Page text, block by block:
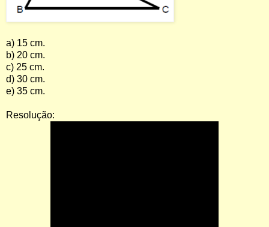
a) 15 cm.
b) 20 cm.
c) 25 cm.
d) 30 cm.
e) 35 cm.
Resolução: